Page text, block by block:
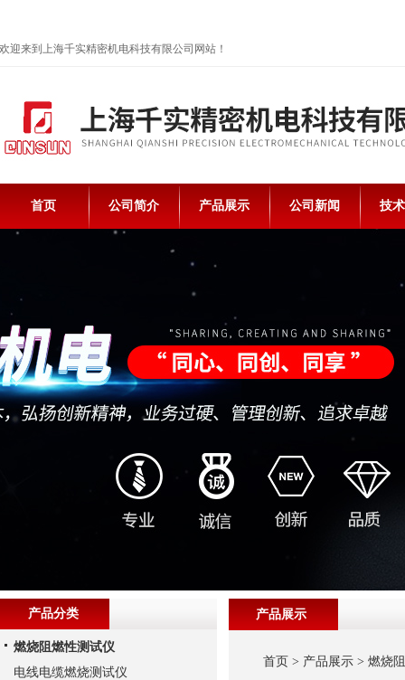
欢迎来到上海千实精密机电科技有限公司网站！
首页 公司简介 产品展示 公司新闻 技
产品展示
首页 > 产品展示> 燃烧
产品分类
燃烧阻燃性测试仪
电线电缆燃烧测试仪